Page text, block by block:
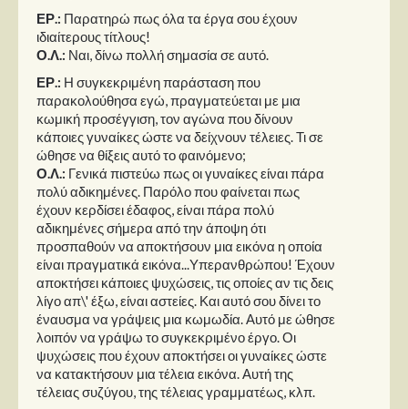
ΕΡ.: Παρατηρώ πως όλα τα έργα σου έχουν
ιδιαίτερους τίτλους!
Ο.Λ.: Ναι, δίνω πολλή σημασία σε αυτό.
ΕΡ.: Η συγκεκριμένη παράσταση που
παρακολούθησα εγώ, πραγματεύεται με μια
κωμική προσέγγιση, τον αγώνα που δίνουν
κάποιες γυναίκες ώστε να δείχνουν τέλειες. Τι σε
ώθησε να θίξεις αυτό το φαινόμενο;
Ο.Λ.: Γενικά πιστεύω πως οι γυναίκες είναι πάρα
πολύ αδικημένες. Παρόλο που φαίνεται πως
έχουν κερδίσει έδαφος, είναι πάρα πολύ
αδικημένες σήμερα από την άποψη ότι
προσπαθούν να αποκτήσουν μια εικόνα η οποία
είναι πραγματικά εικόνα...Υπερανθρώπου! Έχουν
αποκτήσει κάποιες ψυχώσεις, τις οποίες αν τις δεις
λίγο απ\' έξω, είναι αστείες. Και αυτό σου δίνει το
έναυσμα να γράψεις μια κωμωδία. Αυτό με ώθησε
λοιπόν να γράψω το συγκεκριμένο έργο. Οι
ψυχώσεις που έχουν αποκτήσει οι γυναίκες ώστε
να κατακτήσουν μια τέλεια εικόνα. Αυτή της
τέλειας συζύγου, της τέλειας γραμματέως, κλπ.